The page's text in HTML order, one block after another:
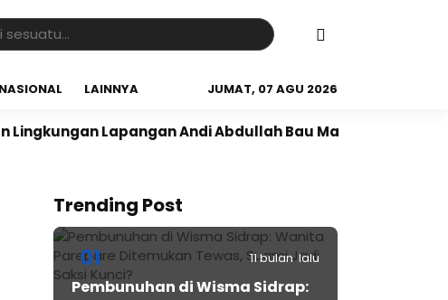
NASIONAL LAINNYA JUMAT, 07 AGU 2026
Lapangan Andi Abdullah Bau Massepe
Trending Post
01 11 bulan lalu
Pembunuhan di Wisma Sidrap: